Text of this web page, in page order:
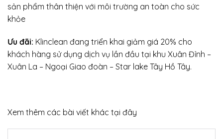
sản phẩm thân thiện với môi trường an toàn cho sức
khỏe
Ưu đãi: Klinclean đang triển khai giảm giá 20% cho
khách hàng sử dụng dịch vụ lần đầu tại khu Xuân Đỉnh –
Xuân La – Ngoại Giao đoàn – Star lake Tây Hồ Tây.
Xem thêm các bài viết khác tại đây